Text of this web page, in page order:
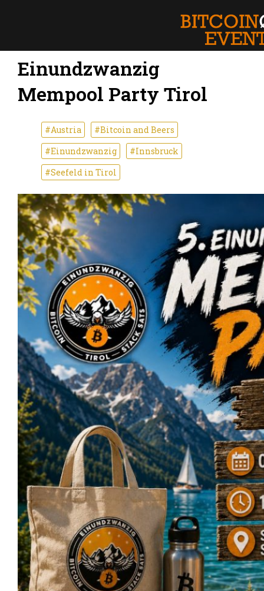
Einundzwanzig
Mempool Party Tirol
#Austria
#Bitcoin and Beers
#Einundzwanzig
#Innsbruck
#Seefeld in Tirol